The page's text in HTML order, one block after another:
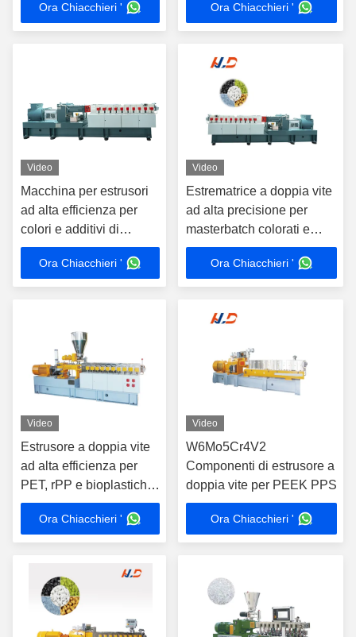
Ora Chiacchieri '
ad alta concentrazione
Ora Chiacchieri '
Video
Macchina per estrusori
ad alta efficienza per
colori e additivi di
plastica
Ora Chiacchieri '
Video
Estrematrice a doppia vite
ad alta precisione per
masterbatch colorati e
composti additivi
Ora Chiacchieri '
Video
Estrusore a doppia vite
ad alta efficienza per
PET, rPP e bioplastiche
riciclate
Ora Chiacchieri '
Video
W6Mo5Cr4V2
Componenti di estrusore a
doppia vite per PEEK PPS
Ora Chiacchieri '